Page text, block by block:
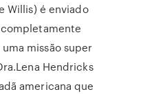
Willis) é enviado
missão super
Hendricks
americana que